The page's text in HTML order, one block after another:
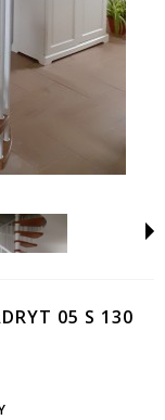
05 S 130